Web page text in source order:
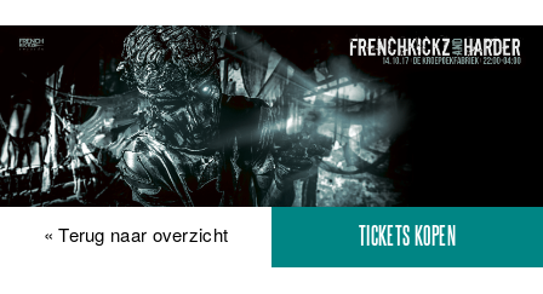
« Terug naar overzicht TICKETS KOPEN